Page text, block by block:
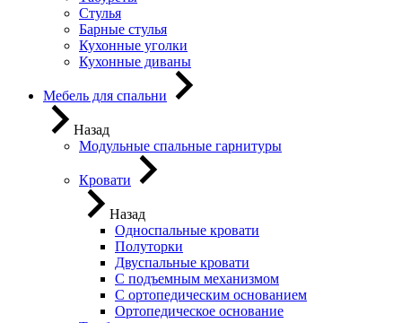
Стулья
Барные стулья
Кухонные уголки
Кухонные диваны
Мебель для спальни
Назад
Модульные спальные гарнитуры
Кровати
Назад
Односпальные кровати
Полуторки
Двуспальные кровати
С подъемным механизмом
С ортопедическим основанием
Ортопедическое основание